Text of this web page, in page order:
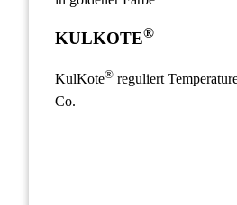
KULKOTE®
KulKote®reguliert
Co.